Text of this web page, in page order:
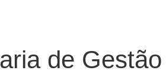
de Gestão